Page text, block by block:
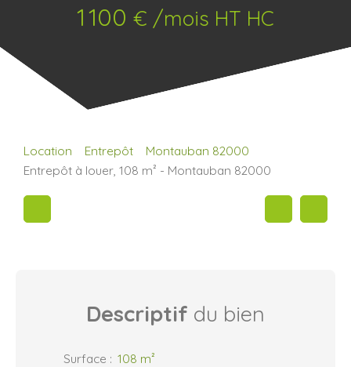
1 100 € /mois HT HC
Location Entrepôt
Montauban 82000
Entrepôt à louer, 108 m² - Montauban 82000
Descriptif du bien
Surface : 108 m²